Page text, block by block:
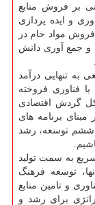
بر فروش منابع
و ایده پردازی
فروش مواد خام در
و جمع آوری دانش
به تنهایی درآمد
با فناوری فروخته
گردش اقتصادی
برنامه های
ششم توسعه، رشد
به سمت تولید
توسعه فرهنگ
و تامین منابع
برای رشد و